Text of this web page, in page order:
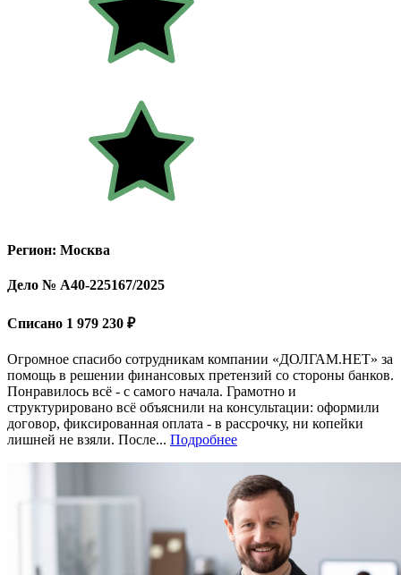
Регион: Москва
Дело № А40-225167/2025
Списано 1 979 230 ₽
Огромное спасибо сотрудникам компании «ДОЛГАМ.НЕТ» за
помощь в решении финансовых претензий со стороны банков.
Понравилось всё - с самого начала. Грамотно и
структурировано всё объяснили на консультации: оформили
договор, фиксированная оплата - в рассрочку, ни копейки
лишней не взяли. После... Подробнее